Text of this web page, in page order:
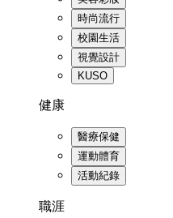
時尚流行
校園生活
視覺設計
KUSO
健康
醫療保健
運動體育
活動紀錄
職涯